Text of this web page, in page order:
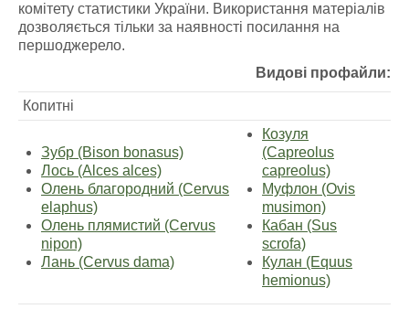
комітету статистики України. Використання матеріалів
дозволяється тільки за наявності посилання на
першоджерело.
Видові профайли:
Копитні
Зубр (Bison bonasus)
Лось (Alces alces)
Олень благородний (Cervus
elaphus)
Олень плямистий (Cervus
nipon)
Лань (Cervus dama)
Козуля
(Capreolus
capreolus)
Муфлон (Ovis
musimon)
Кабан (Sus
scrofa)
Кулан (Equus
hemionus)